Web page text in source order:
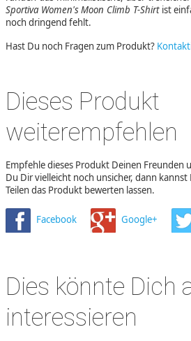
Sportiva Women's Moon Climb T-Shirtist
noch dringend fehlt.
Hast Du noch Fragen zum Produkt?
Dieses Produkt
weiterempfehlen
Empfehle dieses Produkt Deinen Freunden
Du Dir vielleicht noch unsicher, dann
Teilen das Produkt bewerten lassen.
Facebook Google+
Dies könnte Dich
interessieren